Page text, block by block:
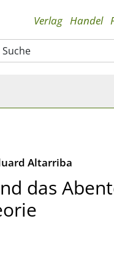
Verlag Handel
Altarriba
das